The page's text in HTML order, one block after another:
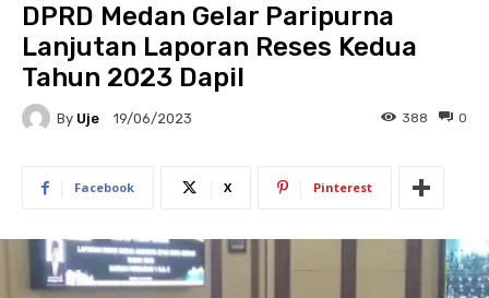
DPRD Medan Gelar Paripurna
Lanjutan Laporan Reses Kedua
Tahun 2023 Dapil
By Uje 19/06/2023 0
388
Facebook X Pinterest